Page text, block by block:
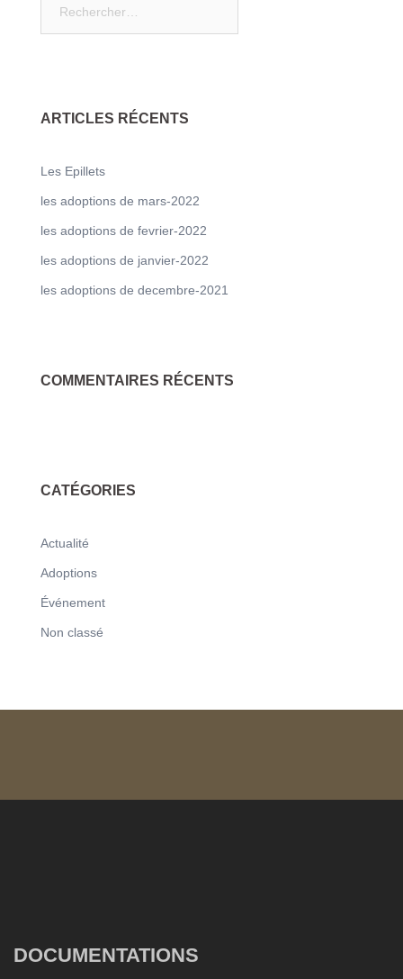
ARTICLES RÉCENTS
Les Epillets
les adoptions de mars-2022
les adoptions de fevrier-2022
les adoptions de janvier-2022
les adoptions de decembre-2021
COMMENTAIRES RÉCENTS
CATÉGORIES
Actualité
Adoptions
Événement
Non classé
DOCUMENTATIONS